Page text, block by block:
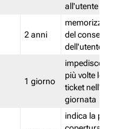
all'utente
2 anni
memorizza
del
dell'utente
1 giorno
impedisce di
più volte lo
ticket
giornata
indica la